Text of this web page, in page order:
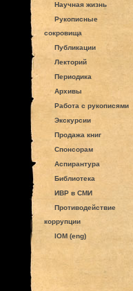
Научная жизнь
Рукописные
сокровища
Публикации
Лекторий
Периодика
Архивы
Работа с рукописями
Экскурсии
Продажа книг
Спонсорам
Аспирантура
Библиотека
ИВР в СМИ
Противодействие
коррупции
IOM (eng)